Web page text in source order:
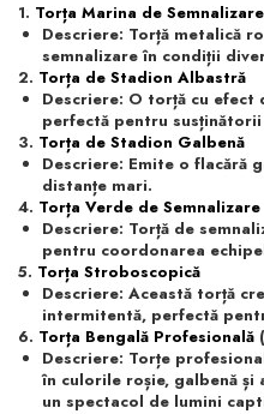
1. Torța Marina de
Descriere: Torță metalică
semnalizare în condiții
2. Torța de Stadion Albastră
Descriere: O torță cu efect
perfectă pentru
3. Torța de Stadion Galbenă
Descriere: Emite o flacără
distanțe mari.
4. Torța Verde de Semnalizare
Descriere: Torță de
pentru coordonarea
5. Torța Stroboscopică
Descriere: Această torță
intermitentă, perfectă
6. Torța Bengală Profesională
Descriere: Torțe
în culorile roșie, galbenă
un spectacol de lumini